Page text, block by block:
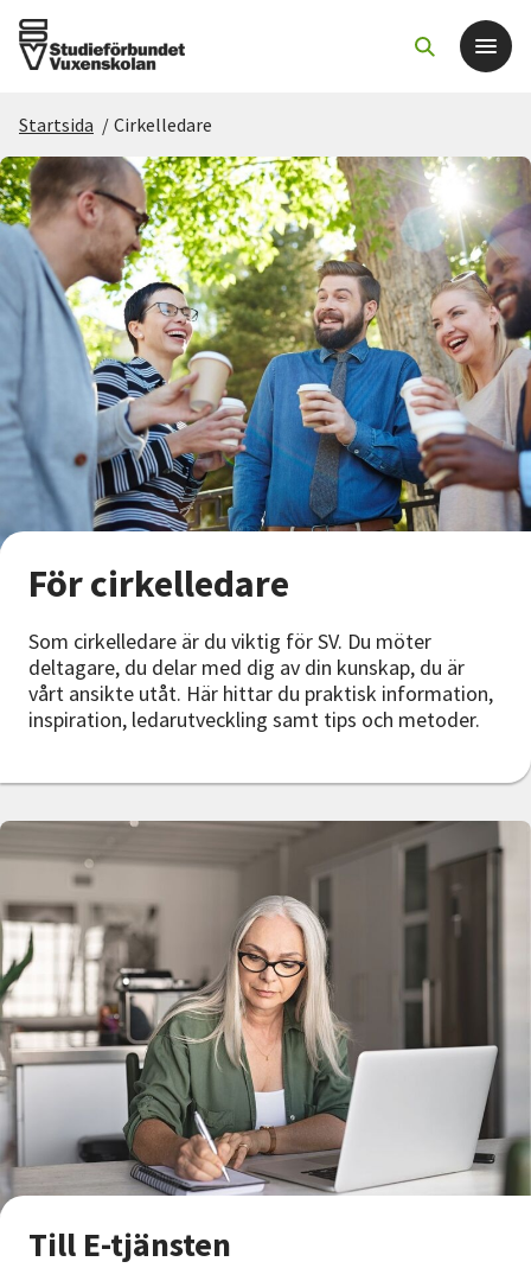
Det här gör vi
För dig som
Sök kurser och evenemang
Om SV
Starta studiecirkel
Cirkelledare
Lyssna
Startsida / Cirkelledare
För cirkelledare
Som cirkelledare är du viktig för SV. Du möter
deltagare, du delar med dig av din kunskap, du är
vårt ansikte utåt. Här hittar du praktisk information,
inspiration, ledarutveckling samt tips och metoder.
Till E-tjänsten